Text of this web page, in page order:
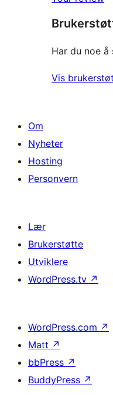
Har du noe å
Vis
Om
Nyheter
Hosting
Personvern
Lær
Brukerstøtte
Utviklere
WordPress.tv ↗
WordPress.com ↗
Matt ↗
bbPress ↗
BuddyPress ↗